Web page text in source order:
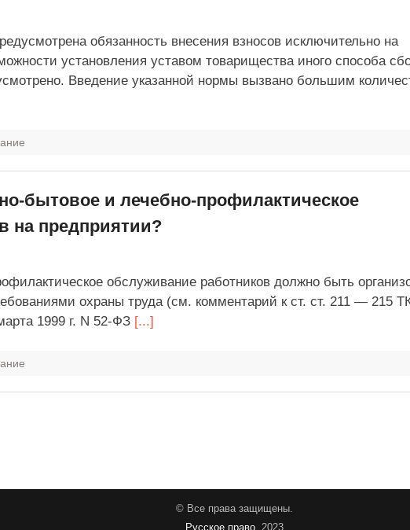
обязанность внесения взносов исключительно на
установления уставом товарищества иного способа
Введение указанной нормы вызвано большим
бытовое и лечебно-профилактическое
на предприятии?
обслуживание работников должно быть
охраны труда (см. комментарий к ст. ст. 211 — 215
1999 г. N 52-ФЗ [...]
© Все права защищены.
Русское право, 2023